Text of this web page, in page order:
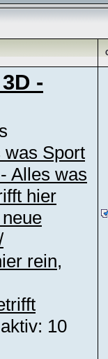
-
was Sport
Alles was
hier
rein,
10